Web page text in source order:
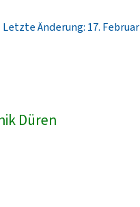
Letzte Änderung: 17. Februar
Düren